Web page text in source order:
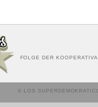
FOLGE DER
© LOS